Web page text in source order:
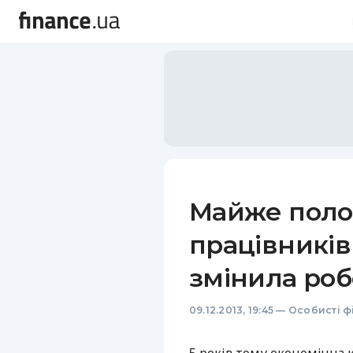
Майже
змінила
09.12.2013, 19:45 — Особисті